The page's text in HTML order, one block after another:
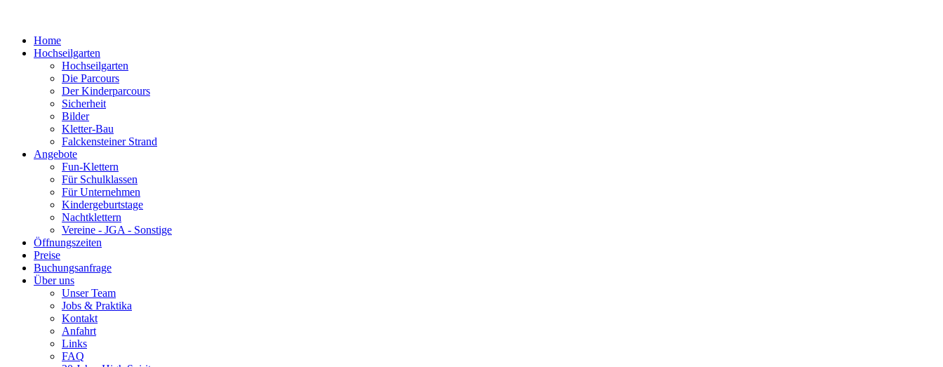
Home
Hochseilgarten
Hochseilgarten
Die Parcours
Der Kinderparcours
Sicherheit
Bilder
Kletter-Bau
Falckensteiner Strand
Angebote
Fun-Klettern
Für Schulklassen
Für Unternehmen
Kindergeburtstage
Nachtklettern
Vereine - JGA - Sonstige
Öffnungszeiten
Preise
Buchungsanfrage
Über uns
Unser Team
Jobs & Praktika
Kontakt
Anfahrt
Links
FAQ